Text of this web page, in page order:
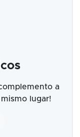
a
lugar!